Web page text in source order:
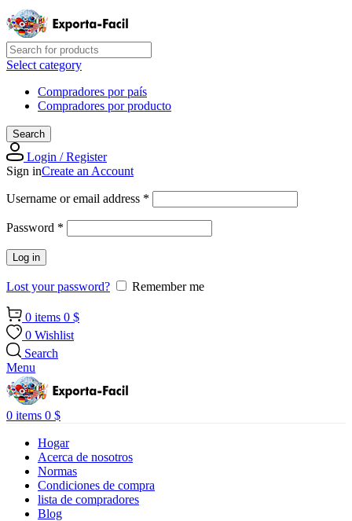
Select category
Compradores por país
Compradores por producto
Search
Login / Register
Sign inCreate an Account
Username or email address *
Password *
Log in
Lost your password? Remember me
0 items 0 $
0 Wishlist
Search
Menu
0 items 0 $
Hogar
Acerca de nosotros
Normas
Condiciones de compra
lista de compradores
Blog